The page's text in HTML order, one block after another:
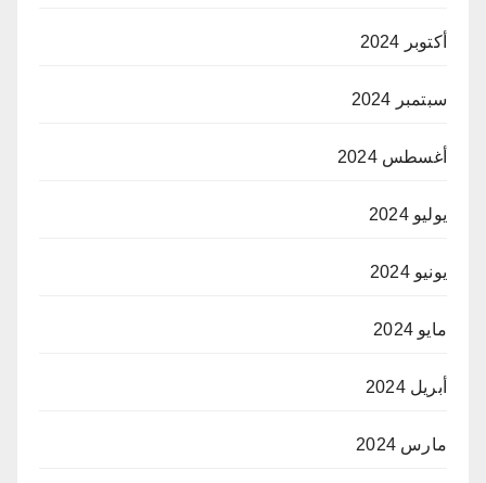
أكتوبر 2024
سبتمبر 2024
أغسطس 2024
يوليو 2024
يونيو 2024
مايو 2024
أبريل 2024
مارس 2024